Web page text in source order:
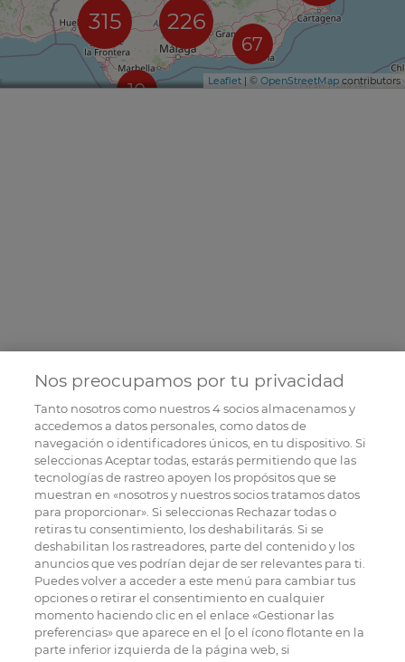
10
226
315
67
Leaflet | © OpenStreetMap contributors
Nos preocupamos por tu privacidad
Tanto nosotros como nuestros4socios almacenamos y
accedemos a datos personales, como datos de
navegación o identificadores únicos, en tu dispositivo. Si
seleccionas Aceptar todas, estarás permitiendo que las
tecnologías de rastreo apoyen los propósitos que se
muestran en «nosotros y nuestros socios tratamos datos
para proporcionar». Si seleccionas Rechazar todas o
retiras tu consentimiento, los deshabilitarás. Si se
deshabilitan los rastreadores, parte del contenido y los
anuncios que ves podrían dejar de ser relevantes para ti.
Puedes volver a acceder a este menú para cambiar tus
opciones o retirar el consentimiento en cualquier
momento haciendo clic en el enlace «Gestionar las
preferencias» que aparece en el [o el ícono flotante en la
parte inferior izquierda de la página web, si